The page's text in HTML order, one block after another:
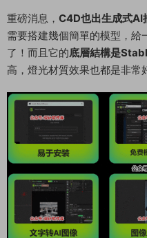
重磅消息， C4D也出生成式AI
需要搭建幾個簡單的模型，給
了！而且它的底層結構是
高，燈光材質效果也都是非常